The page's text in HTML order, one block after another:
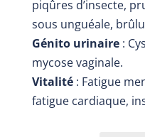
piqûres d’insecte,
sous unguéale,
Génito urinaire:
mycose vaginale.
Vitalité: Fatigue
fatigue cardiaque,